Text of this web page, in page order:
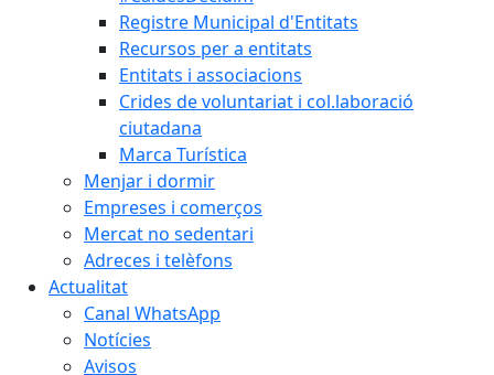
Registre Municipal d'Entitats
Recursos per a entitats
Entitats i associacions
Crides de voluntariat i col.laboració
ciutadana
Marca Turística
Menjar i dormir
Empreses i comerços
Mercat no sedentari
Adreces i telèfons
Actualitat
Canal WhatsApp
Notícies
Avisos